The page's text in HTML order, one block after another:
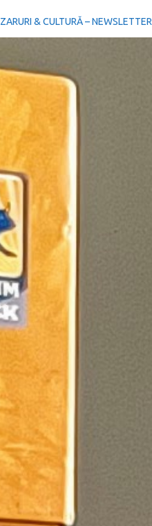
ZARURI & CULTURĂ – NEWSLETTER